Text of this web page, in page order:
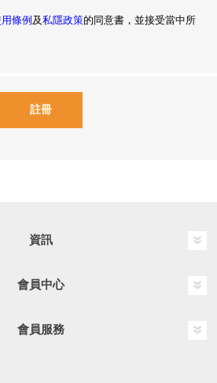
條例 及私隱政策的同意書，並接受當中所
資訊
會員中心
會員服務